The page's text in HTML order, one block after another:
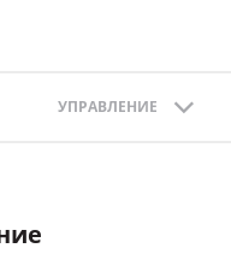
УПРАВЛЕНИЕ